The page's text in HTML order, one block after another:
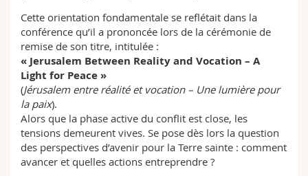
Cette orientation fondamentale se reflétait dans la
conférence qu’il a prononcée lors de la cérémonie de
remise de son titre, intitulée :
« Jerusalem Between Reality and Vocation – A
Light for Peace »
(Jérusalem entre réalité et vocation – Une lumière pour
la paix).
Alors que la phase active du conflit est close, les
tensions demeurent vives. Se pose dès lors la question
des perspectives d’avenir pour la Terre sainte : comment
avancer et quelles actions entreprendre ?